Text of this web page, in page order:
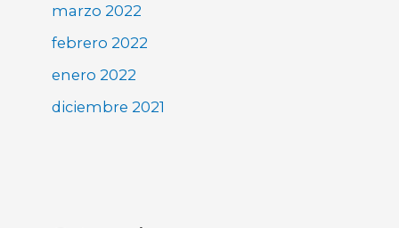
marzo 2022
febrero 2022
enero 2022
diciembre 2021